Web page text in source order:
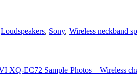
Loudspeakers, Sony, Wireless neckband